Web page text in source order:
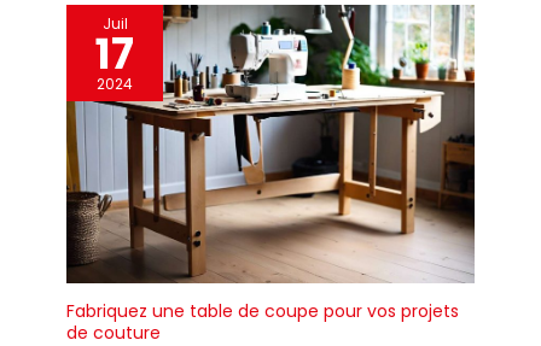
Juil
17
2024
Fabriquez une table de coupe pour vos projets
de couture